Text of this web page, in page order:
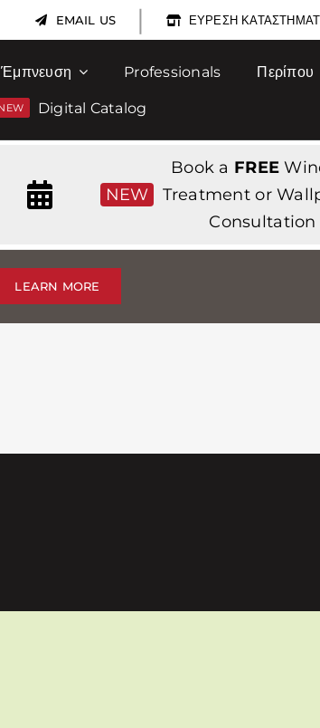
EMAIL US | ΕΎΡΕΣΗ
Έμπνευση Professionals Περίπου
Digital Catalog
NEW
Book a FREE
Treatment or
Consultation
LEARN MORE